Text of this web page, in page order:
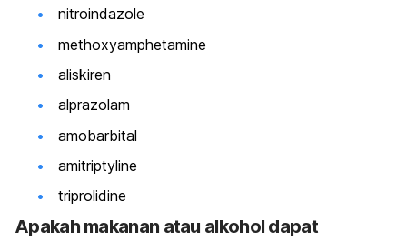
nitroindazole
methoxyamphetamine
aliskiren
alprazolam
amobarbital
amitriptyline
triprolidine
Apakah makanan atau alkohol dapat